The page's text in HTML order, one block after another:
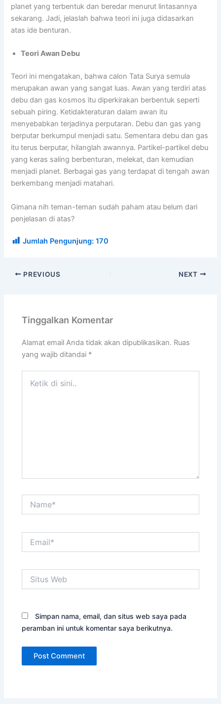
planet yang terbentuk dan beredar menurut lintasannya
sekarang. Jadi, jelaslah bahwa teori ini juga didasarkan
atas ide benturan.
Teori Awan Debu
Teori ini mengatakan, bahwa calon Tata Surya semula
merupakan awan yang sangat luas. Awan yang terdiri atas
debu dan gas kosmos itu diperkirakan berbentuk seperti
sebuah piring. Ketidakteraturan dalam awan itu
menyebabkan terjadinya perputaran. Debu dan gas yang
berputar berkumpul menjadi satu. Sementara debu dan gas
itu terus berputar, hilanglah awannya. Partikel-partikel debu
yang keras saling berbenturan, melekat, dan kemudian
menjadi planet. Berbagai gas yang terdapat di tengah awan
berkembang menjadi matahari.
Gimana nih teman-teman sudah paham atau belum dari
penjelasan di atas?
Jumlah Pengunjung: 170
PREVIOUS NEXT
Tinggalkan Komentar
Alamat email Anda tidak akan dipublikasikan. Ruas
yang wajib ditandai *
Web
Simpan nama, email, dan situs web saya pada
peramban ini untuk komentar saya berikutnya.